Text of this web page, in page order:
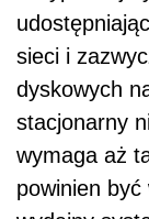
sieci i
dyskowych
stacjonarny
wymaga aż
powinien